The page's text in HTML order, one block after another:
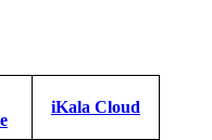
iKala Cloud